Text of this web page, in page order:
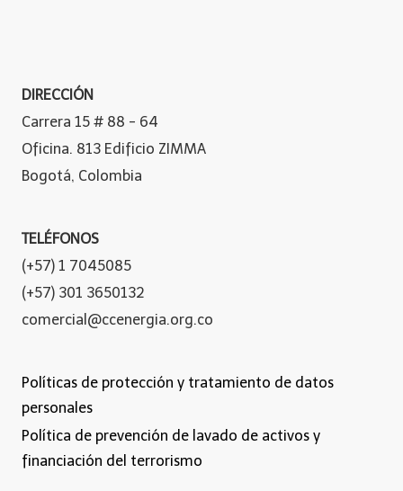
DIRECCIÓN
Carrera 15 # 88 - 64
Oficina. 813 Edificio ZIMMA
Bogotá, Colombia
TELÉFONOS
(+57) 1 7045085
(+57) 301 3650132
comercial@ccenergia.org.co
Políticas de protección y tratamiento de datos
personales
Política de prevención de lavado de activos y
financiación del terrorismo